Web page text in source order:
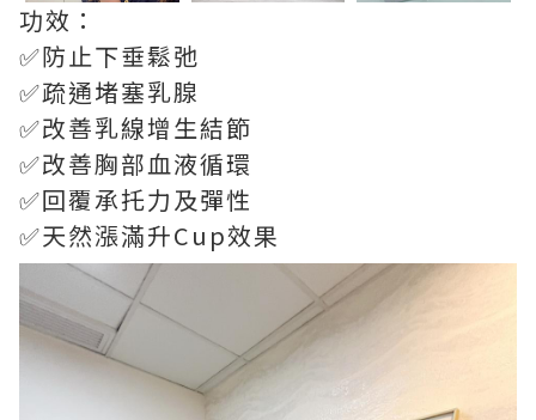
功效：
✅防止下垂鬆弛
✅疏通堵塞乳腺
✅改善乳線增生結節
✅改善胸部血液循環
✅回覆承托力及彈性
✅天然漲滿升Cup效果